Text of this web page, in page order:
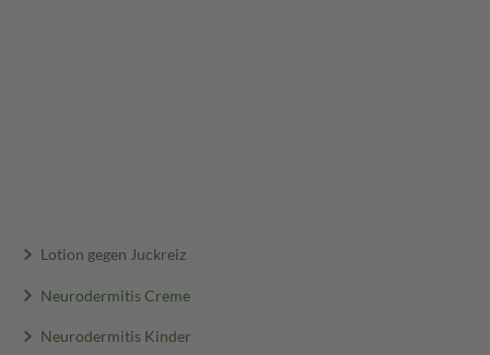
Lotion gegen Juckreiz
Neurodermitis Creme
Neurodermitis Kinder